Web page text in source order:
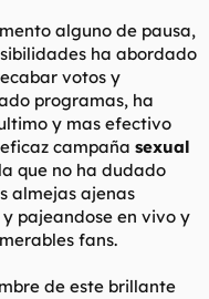
alguno de pausa,
ha abordado
votos y
programas, ha
y mas efectivo
campaña sexual
que no ha dudado
almejas ajenas
pajeandose en vivo y
fans.
de este brillante